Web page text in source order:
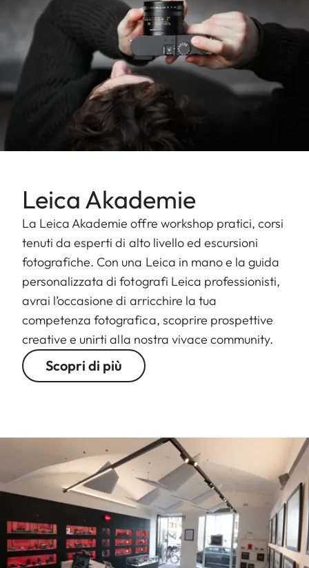
Leica Akademie
La Leica Akademie offre workshop pratici, corsi
tenuti da esperti di alto livello ed escursioni
fotografiche. Con una Leica in mano e la guida
personalizzata di fotografi Leica professionisti,
avrai l’occasione di arricchire la tua
competenza fotografica, scoprire prospettive
creative e unirti alla nostra vivace community.
Scopri di più